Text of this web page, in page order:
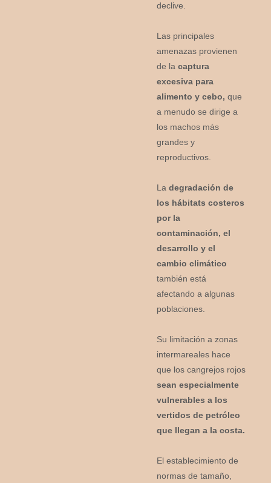
declive.
Las principales
amenazas provienen
de lacaptura
excesiva para
alimento y cebo, que
a menudo se dirige a
los machos más
grandes y
reproductivos.
Ladegradación de
los hábitats costeros
por la
contaminación, el
desarrollo y el
cambio climático
también está
afectando a algunas
poblaciones.
Su limitación a zonas
intermareales hace
que los cangrejos rojos
sean especialmente
vulnerables a los
vertidos de petróleo
que llegan a la costa.
El establecimiento de
normas de tamaño,